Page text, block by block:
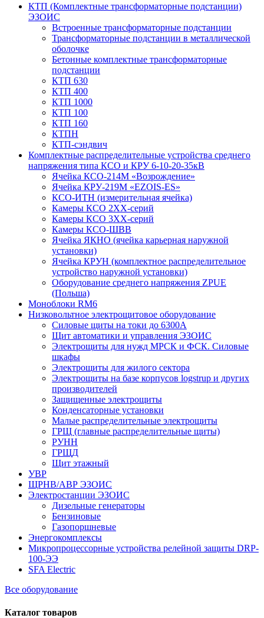
КТП (Комплектные трансформаторные подстанции)
ЭЗОИС
Встроенные трансформаторные подстанции
Трансформаторные подстанции в металлической
оболочке
Бетонные комплектные трансформаторные
подстанции
КТП 630
КТП 400
КТП 1000
КТП 100
КТП 160
КТПН
КТП-сэндвич
Комплектные распределительные устройства среднего
напряжения типа КСО и КРУ 6-10-20-35кВ
Ячейка КСО-214М «Возрождение»
Ячейка КРУ-219М «EZOIS-ES»
КСО-ИТН (измерительная ячейка)
Камеры КСО 2ХХ-серий
Камеры КСО 3ХХ-серий
Камеры КСО-ШВВ
Ячейка ЯКНО (ячейка карьерная наружной
установки)
Ячейка КРУН (комплектное распределительное
устройство наружной установки)
Оборудование среднего напряжения ZPUE
(Польша)
Моноблоки RM6
Низковольтное электрощитовое оборудование
Силовые щиты на токи до 6300А
Щит автоматики и управления ЭЗОИС
Электрощиты для нужд МРСК и ФСК. Силовые
шкафы
Электрощиты для жилого сектора
Электрощиты на базе корпусов logstrup и других
производителей
Защищенные электрощиты
Конденсаторные установки
Малые распределительные электрощиты
ГРЩ (главные распределительные щиты)
РУНН
ГРЩД
Щит этажный
УВР
ЩРНВ/АВР ЭЗОИС
Электростанции ЭЗОИС
Дизельные генераторы
Бензиновые
Газопоршневые
Энергокомплексы
Микропроцессорные устройства релейной защиты DRP-
100-ЭЭ
SFA Electric
Все оборудование
Каталог товаров